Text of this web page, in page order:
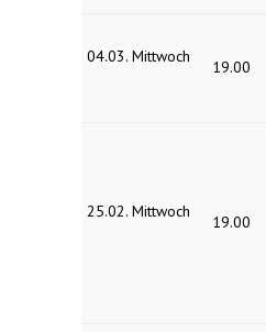
04.03. Mittwoch
19.00
25.02. Mittwoch
19.00